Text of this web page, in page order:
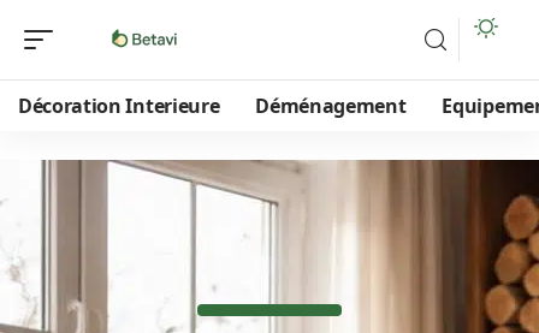
Décoration Interieure Déménagement